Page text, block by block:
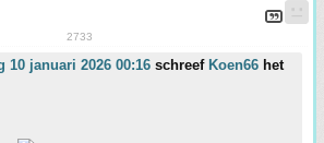
2733
10 januari 2026 00:16 schreef Koen66 het